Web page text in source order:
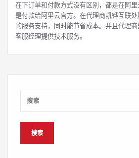
在下订单和付款方式没有区别，都是在阿
是付款给阿里云官方。在代理商凯铧互联
的服务支持，同时能节省成本。并且代理
客服经理提供技术服务。